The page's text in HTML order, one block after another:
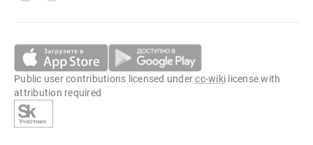
Public user contributions licensed undercc-wiki license with
attribution required